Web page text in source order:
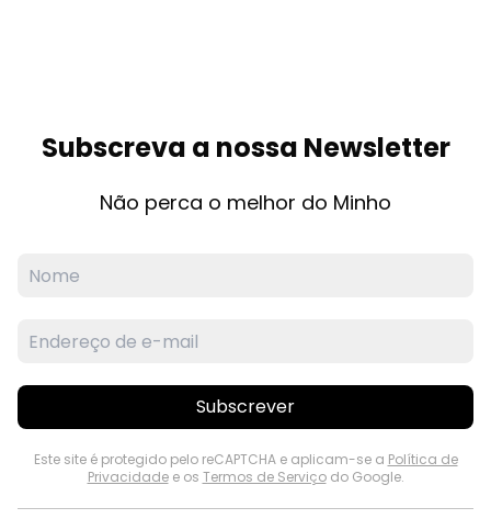
Subscreva a nossa Newsletter
Não perca o melhor do Minho
Subscrever
Este site é protegido pelo reCAPTCHA e aplicam-se a Política de
Privacidadee os Termos de Serviçodo Google.